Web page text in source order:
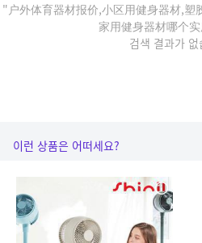
"户外体育器材报价,小区用健身器材,塑
家用健身器材哪个
검색 결과가 없
이런 상품은 어떠세요?